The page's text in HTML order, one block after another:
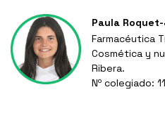
Paula
Farmacéutica
Cosmética y
Ribera.
Nº colegiado: